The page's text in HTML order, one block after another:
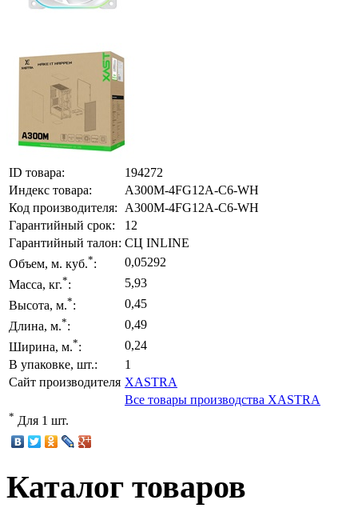
ID товара:
194272
Индекс товара:
A300M-4FG12A-C6-WH
Код производителя:
A300M-4FG12A-C6-WH
Гарантийный срок:
12
Гарантийный талон: СЦ INLINE
Объем, м. куб.*:
0,05292
Масса, кг.*:
5,93
Высота, м.*:
0,45
Длина, м.*:
0,49
Ширина, м.*:
0,24
В упаковке, шт.:
1
Сайт производителя XASTRA
Все товары производства XASTRA
* Для 1 шт.
Каталог товаров